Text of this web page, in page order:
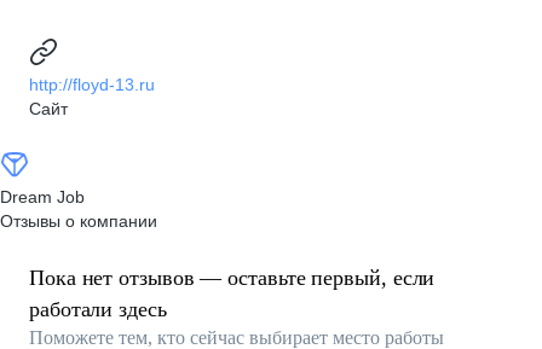
http://floyd-13.ru
Сайт
Dream Job
Отзывы о компании
Пока нет отзывов — оставьте первый, если
работали здесь
Поможете тем, кто сейчас выбирает место работы